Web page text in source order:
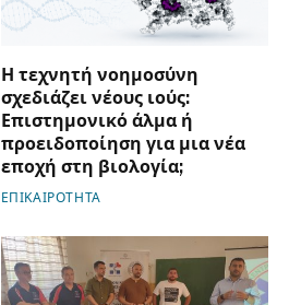
Η τεχνητή νοημοσύνη
σχεδιάζει νέους ιούς:
Επιστημονικό άλμα ή
προειδοποίηση για μια νέα
εποχή στη βιολογία;
ΕΠΙΚΑΙΡΟΤΗΤΑ